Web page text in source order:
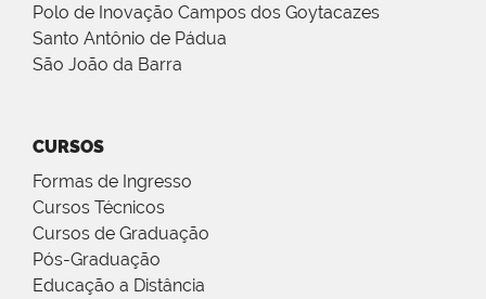
Polo de Inovação Campos dos Goytacazes
Santo Antônio de Pádua
São João da Barra
CURSOS
Formas de Ingresso
Cursos Técnicos
Cursos de Graduação
Pós-Graduação
Educação a Distância